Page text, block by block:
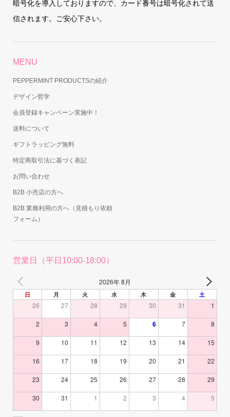
暗号化を導入しておりますので、カード番号は暗号化されて送
信されます。ご安心下さい。
MENU
PEPPERMINT PRODUCTSの紹介
デザイン哲学
会員登録キャンペーン実施中！
送料について
ギフトラッピング無料
特定商取引法に基づく表記
お問い合わせ
B2B 小売店の方へ
B2B 業務利用の方へ（見積もり依頼
フォーム）
営業日（平日10:00-18:00）
2026年 8月
日 月 火 水 木 金 土
26 27 28 29 30 31 1
2 3 4 5 6 7 8
9 10 11 12 13 14 15
16 17 18 19 20 21 22
23 24 25 26 27 28 29
30 31 1 2 3 4 5